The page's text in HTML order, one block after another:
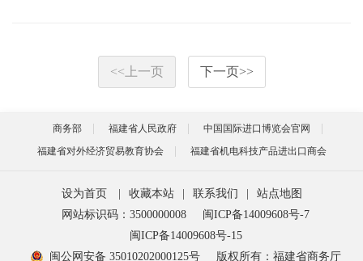
<< 上一页 下一页>>
商务部 福建省人民政府
中国国际进口博览会官网
福建省对外经济贸易教育协会
福建省机电科技产品进出口商会
设为首页 收藏本站 联系我们
站点地图
网站标识码：3500000008
闽ICP备14009608号-7
闽ICP备14009608号-15
闽公网安备 35010202000125号
版权所有：福建省商务厅